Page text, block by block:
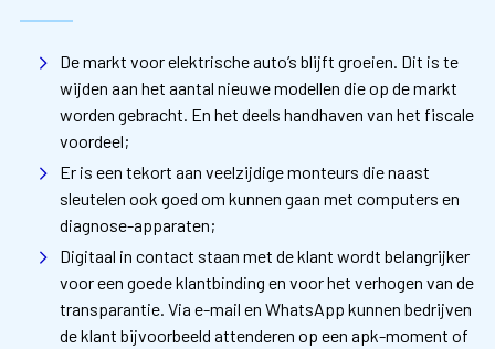
De markt voor elektrische auto’s blijft groeien. Dit is te
wijden aan het aantal nieuwe modellen die op de markt
worden gebracht. En het deels handhaven van het fiscale
voordeel;
Er is een tekort aan veelzijdige monteurs die naast
sleutelen ook goed om kunnen gaan met computers en
diagnose-apparaten;
Digitaal in contact staan met de klant wordt belangrijker
voor een goede klantbinding en voor het verhogen van de
transparantie. Via e-mail en WhatsApp kunnen bedrijven
de klant bijvoorbeeld attenderen op een apk-moment of